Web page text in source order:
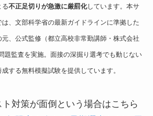
る不正足切りが急激に厳罰化しています。本サ
、文部科学省の最新ガイドラインに準拠した
、公式監修（都立高校非常勤講師・株式会社
題監査を実施。面接の深掘り選考でも動じない
成する無料模擬試験を提供しています。
ト対策が面倒という場合はこちら